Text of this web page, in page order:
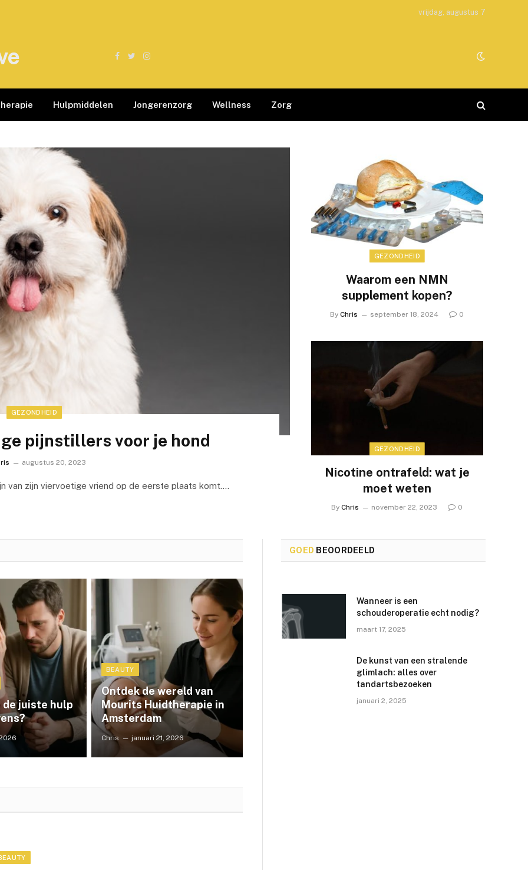
vrijdag, augustus 7
Facebook
TwitterInstagram
Hulpmiddelen Jongerenzorg Wellness Zorg
GEZONDHEID
pijnstillers voor je hond
augustus 20, 2023
van zijn viervoetige vriend op de eerste plaats komt.…
GEZONDHEID
Waarom een NMN
supplement kopen?
By Chris september 18, 2024 0
GEZONDHEID
Nicotine ontrafeld: wat je
moet weten
By Chris november 22, 2023 0
de juiste hulp
BEAUTY
Ontdek de wereld van
Mourits Huidtherapie in
Amsterdam
Chris januari 21, 2026
GOED BEOORDEELD
Wanneer is een
schouderoperatie echt nodig?
maart 17, 2025
De kunst van een stralende
glimlach: alles over
tandartsbezoeken
januari 2, 2025